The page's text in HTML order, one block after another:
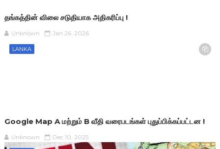
தங்கத்தின் விலை சடுதியாக அதிகரிப்பு !
Unknown Jan 26, 2026
LANKA
Google Map A மற்றும் B வீதி வரைபடங்கள் புதுப்பிக்கப்பட்டன !
Unknown Dec 10, 2025